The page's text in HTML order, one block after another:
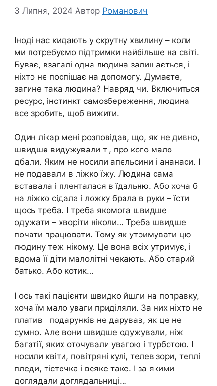
3 Липня, 2024 Автор Романович
Іноді нас кидають у скрутну хвилину – коли
ми потребуємо підтримки найбільше на світі.
Буває, взагалі одна людина залишається, і
ніхто не поспішає на допомогу. Думаєте,
загине така людина? Навряд чи. Включиться
ресурс, інстинкт самозбереження, людина
все зробить, щоб вижити.
Один лікар мені розповідав, що, як не дивно,
швидше видужували ті, про кого мало
дбали. Яким не носили апельсини і ананаси. І
не подавали в ліжко їжу. Людина сама
вставала і пленталася в їдальню. Або хоча б
на ліжко сідала і ложку брала в руки – їсти
щось треба. І треба якомога швидше
одужати – хворіти ніколи… Треба швидше
почати працювати. Тому як утримувати цю
людину теж нікому. Це вона всіх утримує, і
вдома її діти малолітні чекають. Або старий
батько. Або котик…
І ось такі пацієнти швидко йшли на поправку,
хоча їм мало уваги приділяли. За них ніхто не
платив і подарунків не дарував, як це не
сумно. Але вони швидше одужували, ніж
багатії, яких оточували увагою і турботою. І
носили квіти, повітряні кулі, телевізори, теплі
пледи, тістечка і всяке таке. І за якими
доглядали доглядальниці…